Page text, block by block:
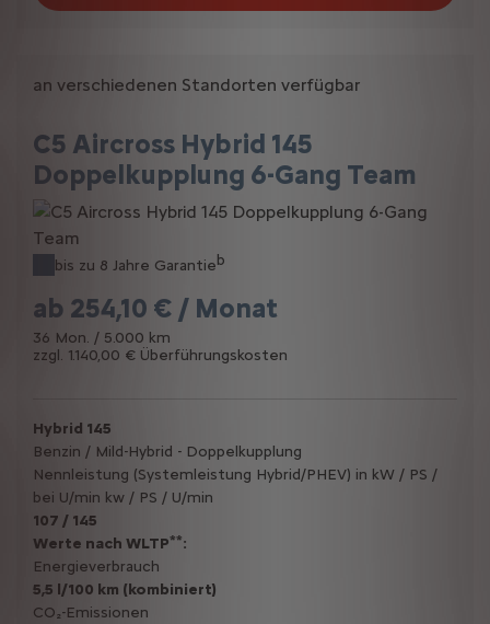
C5 Aircross Hybrid 145
Doppelkupplung 6-Gang Team
bis zu 8 Jahre Garantieb
ab 254,10 € / Monat
36 Mon. / 5.000 km
zzgl. 1.140,00 € Überführungskosten
an verschiedenen Standorten verfügbar
Hybrid 145
Benzin / Mild-Hybrid - Doppelkupplung
Nennleistung (Systemleistung Hybrid/PHEV) in kW / PS /
bei U/min kw / PS / U/min
107 / 145
Werte nach WLTP**:
Energieverbrauch
5,5 l/100 km (kombiniert)
CO₂-Emissionen